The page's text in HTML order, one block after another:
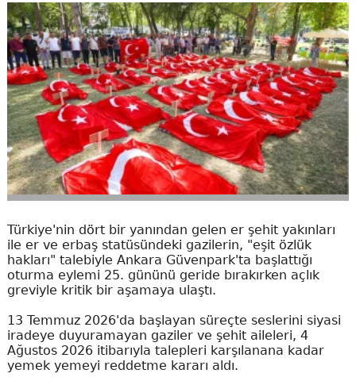
Türkiye'nin dört bir yanından gelen er şehit yakınları
ile er ve erbaş statüsündeki gazilerin, "eşit özlük
hakları" talebiyle Ankara Güvenpark'ta başlattığı
oturma eylemi 25. gününü geride bırakırken açlık
greviyle kritik bir aşamaya ulaştı.
13 Temmuz 2026'da başlayan süreçte seslerini siyasi
iradeye duyuramayan gaziler ve şehit aileleri, 4
Ağustos 2026 itibarıyla talepleri karşılanana kadar
yemek yemeyi reddetme kararı aldı.